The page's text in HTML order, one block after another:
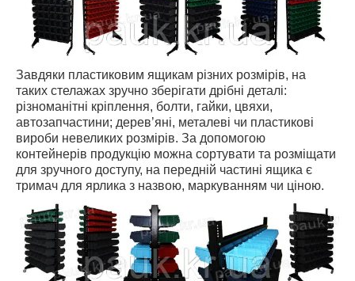
Завдяки пластиковим ящикам різних розмірів, на
таких стелажах зручно зберігати дрібні деталі:
різноманітні кріплення, болти, гайки, цвяхи,
автозапчастини; дерев’яні, металеві чи пластикові
вироби невеликих розмірів. За допомогою
контейнерів продукцію можна сортувати та розміщати
для зручного доступу, на передній частині ящика є
тримач для ярлика з назвою, маркуванням чи ціною.